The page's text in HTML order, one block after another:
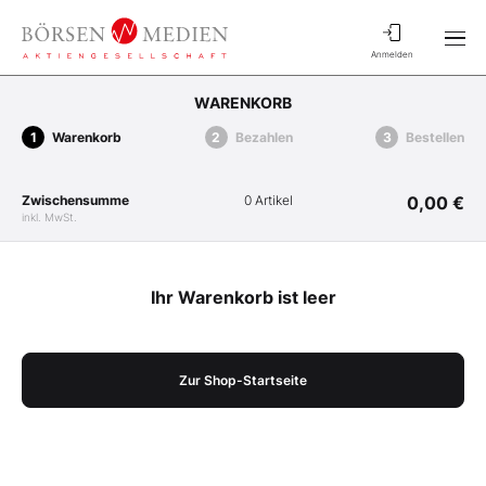
Anmelden
WARENKORB
Warenkorb Bezahlen Bestellen
Zwischensumme
inkl. MwSt.
0 Artikel 0,00 €
Ihr Warenkorb ist leer
Zur Shop-Startseite